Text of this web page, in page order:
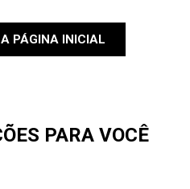
PÁGINA INICIAL
PARA VOCÊ